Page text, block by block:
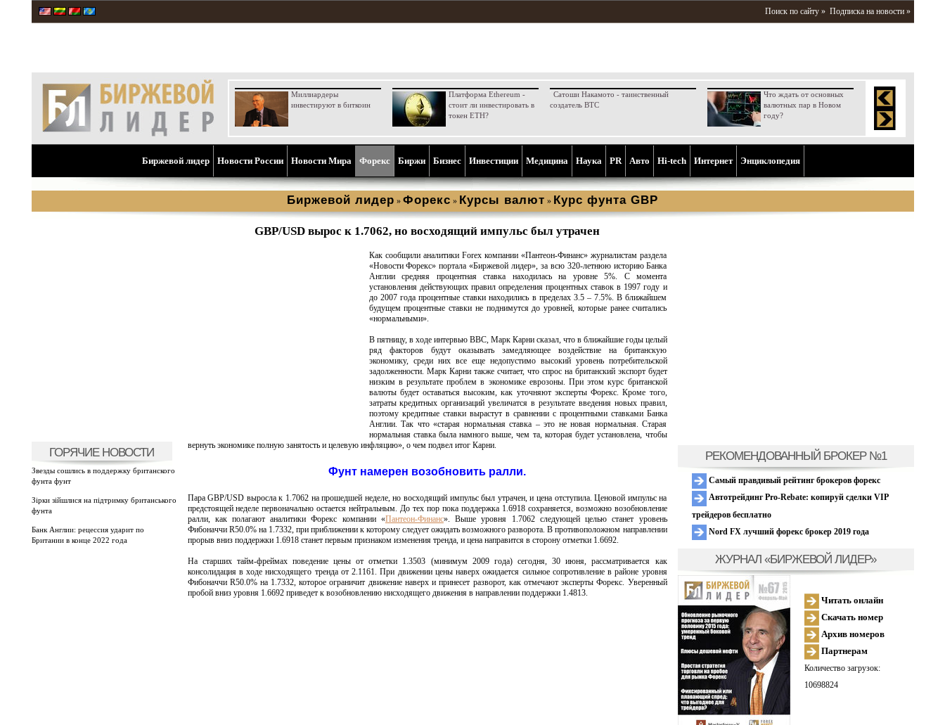
Поиск по сайту » Подписка на новости »
Миллиардеры
инвестируют в биткоин
Платформа Ethereum -
стоит ли инвестировать в
токен ETH?
Сатоши Накамото - таинственный
создатель BTC
Что ждать от основных
валютных пар в Новом
году?
Биржевой лидер Новости России Новости Мира Форекс Биржи Бизнес Инвестиции Медицина Наука PR Aвто Hi-tech Интернет Энциклопедия
Биржевой лидер » Форекс » Курсы валют » Курс фунта GBP
ГОРЯЧИЕ НОВОСТИ
Звезды сошлись в поддержку британского
фунта фунт
Зірки зійшлися на підтримку британського
фунта
Банк Англии: рецессия ударит по
Британии в конце 2022 года
GBP/USD вырос к 1.7062, но восходящий импульс был утрачен
Как сообщили аналитики Forex компании «Пантеон-Финанс» журналистам раздела
«Новости Форекс» портала «Биржевой лидер», за всю 320-летнюю историю Банка
Англии средняя процентная ставка находилась на уровне 5%. С момента
установления действующих правил определения процентных ставок в 1997 году и
до 2007 года процентные ставки находились в пределах 3.5 – 7.5%. В ближайшем
будущем процентные ставки не поднимутся до уровней, которые ранее считались
«нормальными».
В пятницу, в ходе интервью ВВС, Марк Карни сказал, что в ближайшие годы целый
ряд факторов будут оказывать замедляющее воздействие на британскую
экономику, среди них все еще недопустимо высокий уровень потребительской
задолженности. Марк Карни также считает, что спрос на британский экспорт будет
низким в результате проблем в экономике еврозоны. При этом курс британской
валюты будет оставаться высоким, как уточняют эксперты Форекс. Кроме того,
затраты кредитных организаций увеличатся в результате введения новых правил,
поэтому кредитные ставки вырастут в сравнении с процентными ставками Банка
Англии. Так что «старая нормальная ставка – это не новая нормальная. Старая
нормальная ставка была намного выше, чем та, которая будет установлена, чтобы
вернуть экономике полную занятость и целевую инфляцию», о чем подвел итог Карни.
Фунт намерен возобновить ралли.
Пара GBP/USD выросла к 1.7062 на прошедшей неделе, но восходящий импульс был утрачен, и цена отступила. Ценовой импульс на
предстоящей неделе первоначально остается нейтральным. До тех пор пока поддержка 1.6918 сохраняется, возможно возобновление
ралли, как полагают аналитики Форекс компании «Пантеон-Финанс». Выше уровня 1.7062 следующей целью станет уровень
Фибоначчи R50.0% на 1.7332, при приближении к которому следует ожидать возможного разворота. В противоположном направлении
прорыв вниз поддержки 1.6918 станет первым признаком изменения тренда, и цена направится в сторону отметки 1.6692.
На старших тайм-фреймах поведение цены от отметки 1.3503 (минимум 2009 года) сегодня, 30 июня, рассматривается как
консолидация в ходе нисходящего тренда от 2.1161. При движении цены наверх ожидается сильное сопротивление в районе уровня
Фибоначчи R50.0% на 1.7332, которое ограничит движение наверх и принесет разворот, как отмечают эксперты Форекс. Уверенный
пробой вниз уровня 1.6692 приведет к возобновлению нисходящего движения в направлении поддержки 1.4813.
РЕКОМЕНДОВАННЫЙ БРОКЕР №1
Самый правдивый рейтинг брокеров форекс
Автотрейдинг Pro-Rebate: копируй сделки VIP
трейдеров бесплатно
Nord FX лучший форекс брокер 2019 года
ЖУРНАЛ «БИРЖЕВОЙ ЛИДЕР»
Читать онлайн
Скачать номер
Архив номеров
Партнерам
Количество загрузок:
10698824